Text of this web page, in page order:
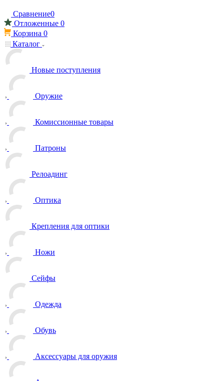
Сравнение0
Отложенные 0
Корзина 0
Каталог
Новые поступления
Оружие
Комиссионные товары
Патроны
Релоадинг
Оптика
Крепления для оптики
Ножи
Сейфы
Одежда
Обувь
Аксессуары для оружия